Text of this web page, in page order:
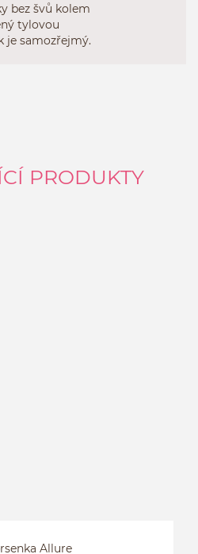
bez švů kolem
tylovou
je samozřejmý.
PRODUKTY
Allure